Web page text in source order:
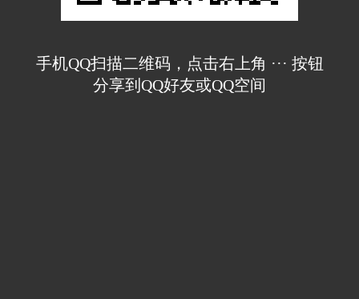
手机QQ扫描二维码，点击右上角 ··· 按钮
分享到QQ好友或QQ空间